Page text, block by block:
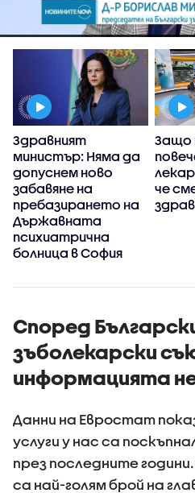
Здравният
министър: Няма да
допуснем ново
забавяне на
пребазирането на
Държавната
психиатрична
болница в София
Защо
че
Според
зъболекарски
информацията
Данни на Евростат
услуги у нас са
през последните
са най-голям брой на